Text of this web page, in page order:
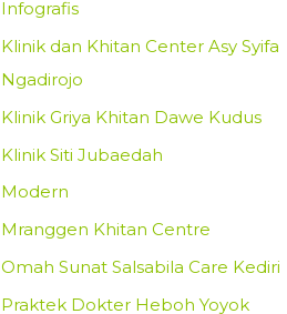
Infografis
Klinik dan Khitan Center Asy Syifa
Ngadirojo
Klinik Griya Khitan Dawe Kudus
Klinik Siti Jubaedah
Modern
Mranggen Khitan Centre
Omah Sunat Salsabila Care Kediri
Praktek Dokter Heboh Yoyok